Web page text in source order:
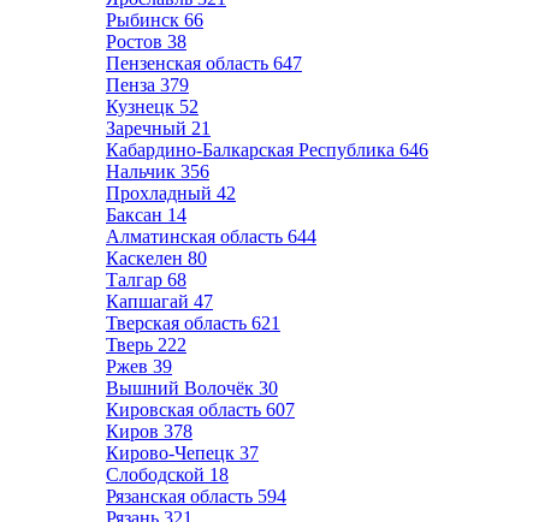
Рыбинск 66
Ростов 38
Пензенская область 647
Пенза 379
Кузнецк 52
Заречный 21
Кабардино-Балкарская Республика 646
Нальчик 356
Прохладный 42
Баксан 14
Алматинская область 644
Каскелен 80
Талгар 68
Капшагай 47
Тверская область 621
Тверь 222
Ржев 39
Вышний Волочёк 30
Кировская область 607
Киров 378
Кирово-Чепецк 37
Слободской 18
Рязанская область 594
Рязань 321